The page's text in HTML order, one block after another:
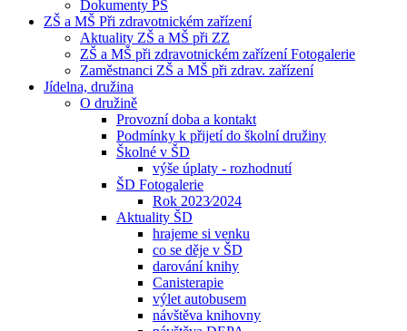
Dokumenty PŠ
ZŠ a MŠ Při zdravotnickém zařízení
Aktuality ZŠ a MŠ při ZZ
ZŠ a MŠ při zdravotnickém zařízení Fotogalerie
Zaměstnanci ZŠ a MŠ při zdrav. zařízení
Jídelna, družina
O družině
Provozní doba a kontakt
Podmínky k přijetí do školní družiny
Školné v ŠD
výše úplaty - rozhodnutí
ŠD Fotogalerie
Rok 2023⁄2024
Aktuality ŠD
hrajeme si venku
co se děje v ŠD
darování knihy
Canisterapie
výlet autobusem
návštěva knihovny